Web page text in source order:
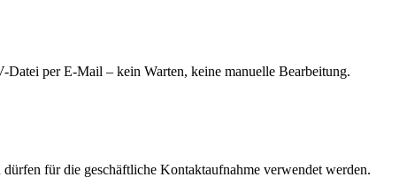
per E-Mail – kein Warten, keine manuelle Bearbeitung.
für die geschäftliche Kontaktaufnahme verwendet werden.